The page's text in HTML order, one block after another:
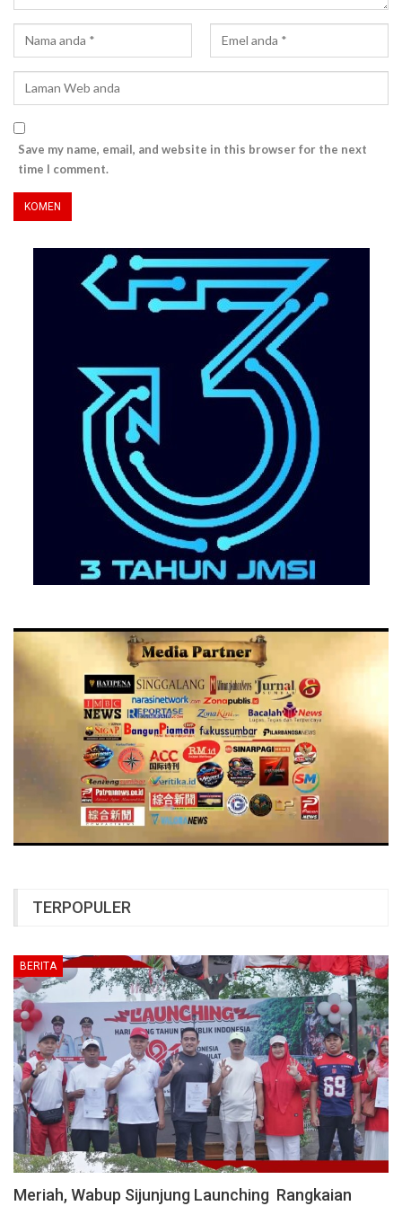
Save my name, email, and website in this browser for the next
time I comment.
TERPOPULER
BERITA
Meriah, Wabup Sijunjung Launching Rangkaian